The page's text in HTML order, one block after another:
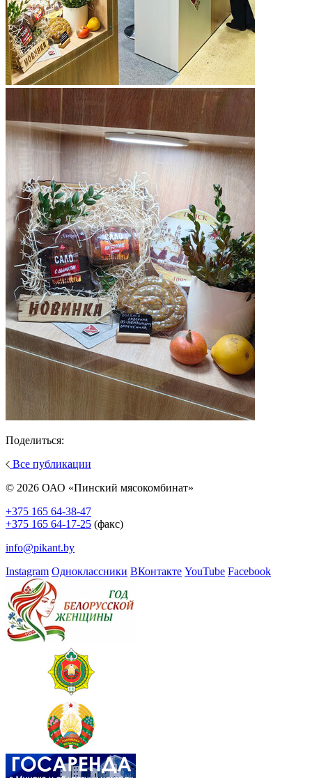
Поделиться:
Все публикации
© 2026 ОАО «Пинский мясокомбинат»
+375 165 64-38-47
+375 165 64-17-25 (факс)
info@pikant.by
Instagram Одноклассники ВКонтакте YouTube Facebook